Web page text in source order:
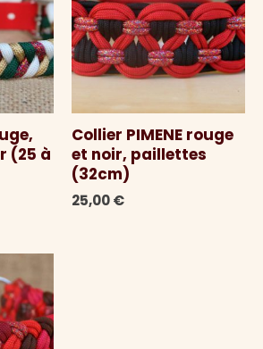
(25 à
Collier PIMENE rouge
et noir, paillettes
(32cm)
25,00€